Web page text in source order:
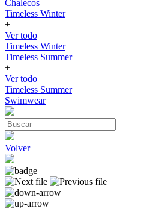
Chalecos
Timeless Winter
+
Ver todo
Timeless Winter
Timeless Summer
+
Ver todo
Timeless Summer
Swimwear
Volver